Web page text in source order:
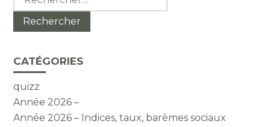
CATÉGORIES
quizz
Année 2026 –
Année 2026 – Indices, taux, barèmes sociaux